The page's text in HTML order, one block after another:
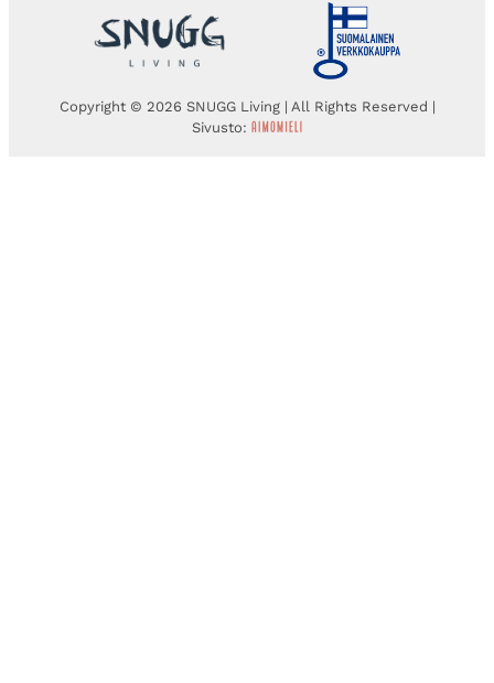
Copyright © 2026 SNUGG Living | All Rights Reserved |
Sivusto: